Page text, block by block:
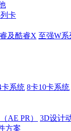
卡
及酷睿X 至强W系
卡系统 8卡10卡系统
AE PR） 3D设计
方案